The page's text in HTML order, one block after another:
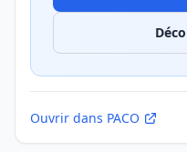
Ouvrir dans PACO